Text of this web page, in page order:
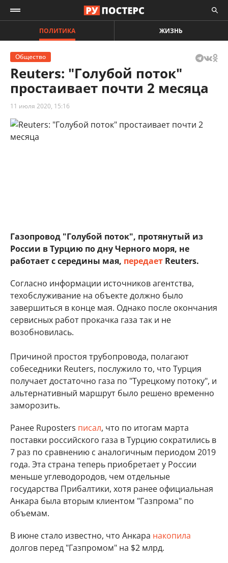
ПОЛИТИКА ЖИЗНЬ
Общество
Reuters: "Голубой поток"
простаивает почти 2 месяца
11 июля 2020, 15:16
Газопровод "Голубой поток", протянутый из
России в Турцию по дну Черного моря, не
работает с середины мая, передает Reuters.
Согласно информации источников агентства,
техобслуживание на объекте должно было
завершиться в конце мая. Однако после окончания
сервисных работ прокачка газа так и не
возобновилась.
Причиной простоя трубопровода, полагают
собеседники Reuters, послужило то, что Турция
получает достаточно газа по "Турецкому потоку", и
альтернативный маршрут было решено временно
заморозить.
Ранее Ruposters писал, что по итогам марта
поставки российского газа в Турцию сократились в
7 раз по сравнению с аналогичным периодом 2019
года. Эта страна теперь приобретает у России
меньше углеводородов, чем отдельные
государства Прибалтики, хотя ранее официальная
Анкара была вторым клиентом "Газпрома" по
объемам.
В июне стало известно, что Анкара накопила
долгов перед "Газпромом" на $2 млрд.